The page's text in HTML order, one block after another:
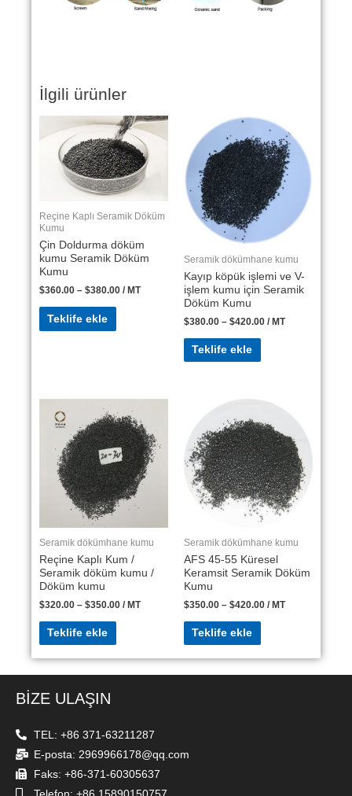
İlgili ürünler
Reçine Kaplı Seramik Döküm
Kumu
Çin Doldurma döküm
kumu Seramik Döküm
Kumu
$360.00 – $380.00 / MT
Teklife ekle
Seramik dökümhane kumu
Kayıp köpük işlemi ve V-
işlem kumu için Seramik
Döküm Kumu
$380.00 – $420.00 / MT
Teklife ekle
Seramik dökümhane kumu
Reçine Kaplı Kum /
Seramik döküm kumu /
Döküm kumu
$320.00 – $350.00 / MT
Teklife ekle
Seramik dökümhane kumu
AFS 45-55 Küresel
Keramsit Seramik Döküm
Kumu
$350.00 – $420.00 / MT
Teklife ekle
BİZE ULAŞIN
TEL: +86 371-63211287
E-posta: 2969966178@qq.com
Faks: +86-371-60305637